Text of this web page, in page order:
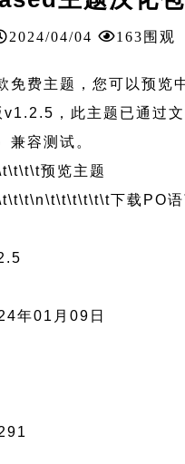
2024/04/04 163围观
免费主题，您可以预览
v1.2.5，此主题已通过文
兼容测试。
预览主题
\n\t\t\t\t\t\t下载PO
年01月09日